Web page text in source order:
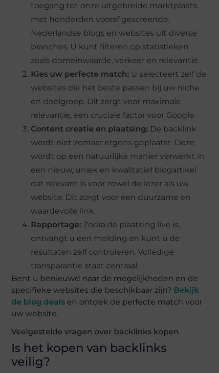
toegang tot onze uitgebreide marktplaats
met honderden vooraf gescreende,
Nederlandse blogs en websites uit diverse
branches. U kunt filteren op statistieken
zoals domeinwaarde, verkeer en relevantie.
Kies uw perfecte match: U selecteert zelf de
websites die het beste passen bij uw niche
en doelgroep. Dit zorgt voor maximale
relevantie, een cruciale factor voor Google.
Content creatie en plaatsing: De backlink
wordt niet zomaar ergens geplaatst. Deze
wordt op een natuurlijke manier verwerkt in
een nieuw, uniek en kwalitatief blogartikel
dat relevant is voor zowel de lezer als uw
website. Dit zorgt voor een duurzame en
waardevolle link.
Rapportage: Zodra de plaatsing live is,
ontvangt u een melding en kunt u de
resultaten zelf controleren. Volledige
transparantie staat centraal.
Bent u benieuwd naar de mogelijkheden en de
specifieke websites die beschikbaar zijn? Bekijk
de blog deals en ontdek de perfecte match voor
uw website.
Veelgestelde vragen over backlinks kopen
Is het kopen van backlinks
veilig?